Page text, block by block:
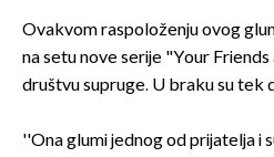
Ovakvom raspoloženju ovog
na setu nove serije "Your
društvu supruge. U braku su tek
''Ona glumi jednog od prijatelja i